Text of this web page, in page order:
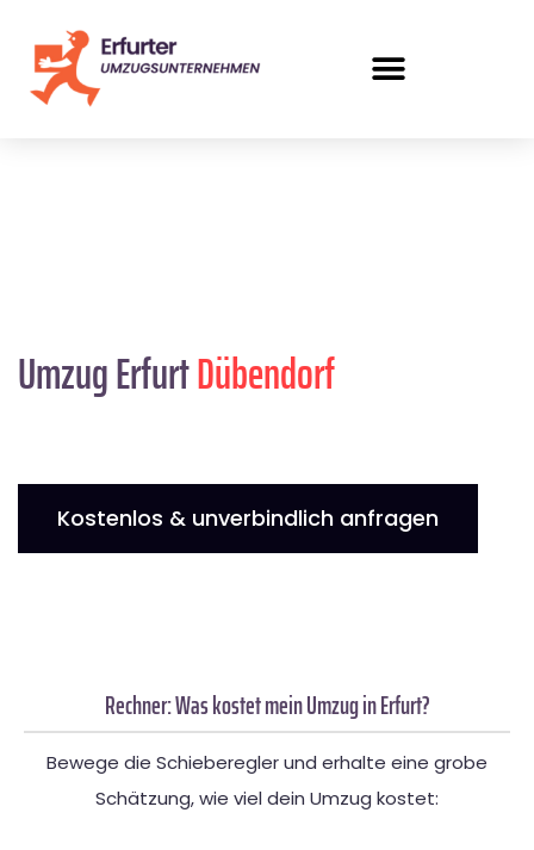
Umzug ErfurtDübendorf
Kostenlos & unverbindlich anfragen
Rechner: Was kostet mein Umzug in Erfurt?
Bewege die Schieberegler und erhalte eine grobe
Schätzung, wie viel dein Umzug kostet: